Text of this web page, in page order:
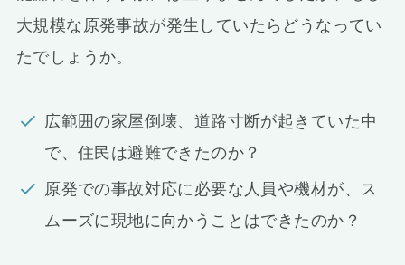
大規模な原発事故が発生していたらどうなってい
たでしょうか。
広範囲の家屋倒壊、道路寸断が起きていた中
で、住民は避難できたのか？
原発での事故対応に必要な人員や機材が、ス
ムーズに現地に向かうことはできたのか？